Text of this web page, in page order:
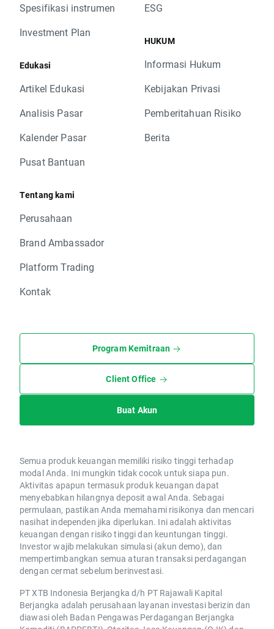
Spesifikasi instrumen
Investment Plan
Edukasi
Artikel Edukasi
Analisis Pasar
Kalender Pasar
Pusat Bantuan
Tentang kami
Perusahaan
Brand Ambassador
Platform Trading
Kontak
ESG
HUKUM
Informasi Hukum
Kebijakan Privasi
Pemberitahuan Risiko
Berita
Program Kemitraan
Client Office
Buat Akun
Semua produk keuangan memiliki risiko tinggi terhadap
modal Anda. Ini mungkin tidak cocok untuk siapa pun.
Aktivitas apapun termasuk produk keuangan dapat
menyebabkan hilangnya deposit awal Anda. Sebagai
permulaan, pastikan Anda memahami risikonya dan mencari
nasihat independen jika diperlukan. Ini adalah aktivitas
keuangan dengan risiko tinggi dan keuntungan tinggi.
Investor wajib melakukan simulasi (akun demo), dan
mempertimbangkan semua aturan transaksi perdagangan
dengan cermat sebelum berinvestasi.
PT XTB Indonesia Berjangka d/h PT Rajawali Kapital
Berjangka adalah perusahaan layanan investasi berizin dan
diawasi oleh Badan Pengawas Perdagangan Berjangka